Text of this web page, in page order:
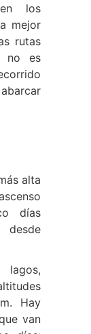
los
mejor
rutas
no es
alta
días
desde
lagos,
Hay
van